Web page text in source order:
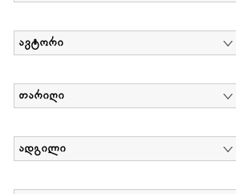
ავტორი
თარიღი
ადგილი